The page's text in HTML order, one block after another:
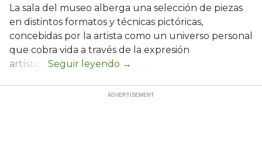
La sala del museo alberga una selección de piezas
en distintos formatos y técnicas pictóricas,
concebidas por la artista como un universo personal
que cobra vida a través de la expresión
artística.